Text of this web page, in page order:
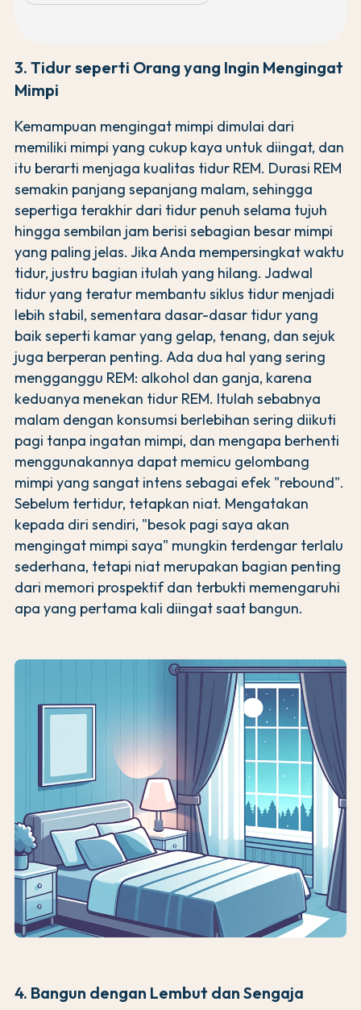
3. Tidur seperti Orang yang Ingin Mengingat
Mimpi
Kemampuan mengingat mimpi dimulai dari
memiliki mimpi yang cukup kaya untuk diingat, dan
itu berarti menjaga kualitas tidur REM. Durasi REM
semakin panjang sepanjang malam, sehingga
sepertiga terakhir dari tidur penuh selama tujuh
hingga sembilan jam berisi sebagian besar mimpi
yang paling jelas. Jika Anda mempersingkat waktu
tidur, justru bagian itulah yang hilang. Jadwal
tidur yang teratur membantu siklus tidur menjadi
lebih stabil, sementara dasar-dasar tidur yang
baik seperti kamar yang gelap, tenang, dan sejuk
juga berperan penting. Ada dua hal yang sering
mengganggu REM: alkohol dan ganja, karena
keduanya menekan tidur REM. Itulah sebabnya
malam dengan konsumsi berlebihan sering diikuti
pagi tanpa ingatan mimpi, dan mengapa berhenti
menggunakannya dapat memicu gelombang
mimpi yang sangat intens sebagai efek "rebound".
Sebelum tertidur, tetapkan niat. Mengatakan
kepada diri sendiri, "besok pagi saya akan
mengingat mimpi saya" mungkin terdengar terlalu
sederhana, tetapi niat merupakan bagian penting
dari memori prospektif dan terbukti memengaruhi
apa yang pertama kali diingat saat bangun.
4. Bangun dengan Lembut dan Sengaja